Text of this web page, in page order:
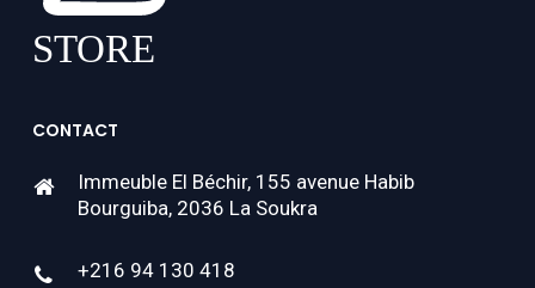
CONTACT
Immeuble El Béchir, 155 avenue Habib
Bourguiba, 2036 La Soukra
+216 94 130 418